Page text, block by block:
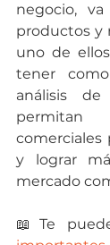
negocio,
productos y
uno de
tener
análisis
permitan
comerciales
y lograr
mercado
📖Te